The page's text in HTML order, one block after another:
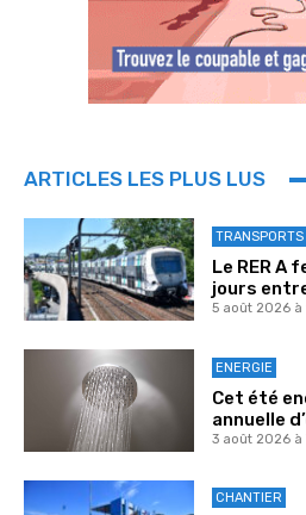
ARTICLES LES PLUS LUS
TRANSPORTS
Le RER A
jours
5 août 2026 à
ENERGIE
Cet été
annuelle
3 août 2026 à
CHANTIER